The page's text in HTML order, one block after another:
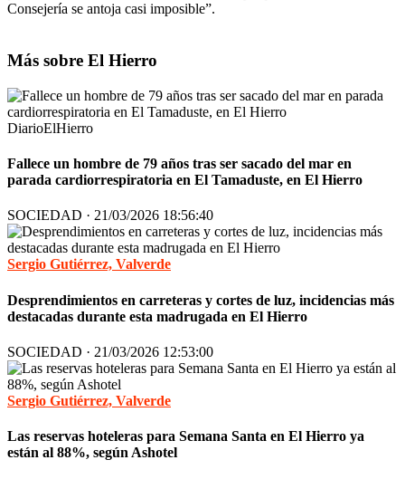
Consejería se antoja casi imposible”.
Más sobre El Hierro
DiarioElHierro
Fallece un hombre de 79 años tras ser sacado del mar en
parada cardiorrespiratoria en El Tamaduste, en El Hierro
SOCIEDAD · 21/03/2026 18:56:40
Sergio Gutiérrez, Valverde
Desprendimientos en carreteras y cortes de luz, incidencias más
destacadas durante esta madrugada en El Hierro
SOCIEDAD · 21/03/2026 12:53:00
Sergio Gutiérrez, Valverde
Las reservas hoteleras para Semana Santa en El Hierro ya
están al 88%, según Ashotel